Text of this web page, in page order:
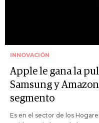
INNOVACIÓN
Apple le gana la
Samsung y
segmento
Es en el sector de los